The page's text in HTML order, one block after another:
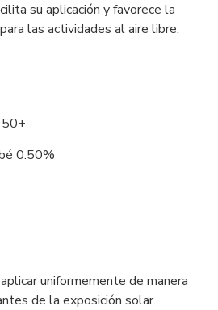
su aplicación y favorece la
las actividades al aire libre.
0.50%
uniformemente de manera
de la exposición solar.